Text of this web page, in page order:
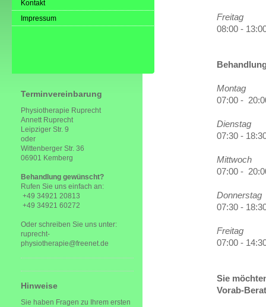
Freitag
08:00 -
Montag
07:00 -
Dienstag
07:30 -
Mittwoch
07:00 -
Donnerstag
07:30 -
Freitag
07:00 -
Sie
Vorab-
Kontakt
Impressum
Terminvereinbarung
Physiotherapie Ruprecht
Annett Ruprecht
Leipziger Str. 9
oder
Wittenberger Str. 36
06901 Kemberg
Behandlung gewünscht?
Rufen Sie uns einfach an:
+49 34921 20813
+49 34921 60272
Oder schreiben Sie uns unter:
ruprecht-
physiotherapie@freenet.de
Hinweise
Sie haben Fragen zu Ihrem ersten